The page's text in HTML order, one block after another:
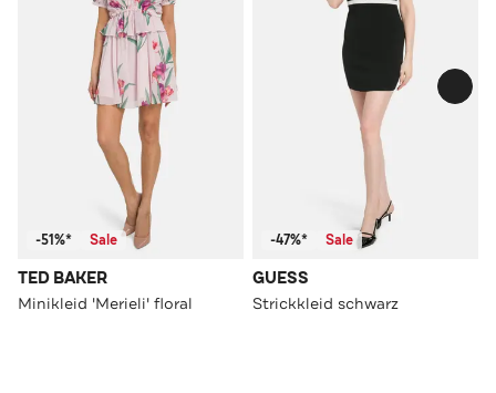
-51%* Sale
TED BAKER
Minikleid 'Merieli' floral
-47%* Sale
GUESS
Strickkleid schwarz